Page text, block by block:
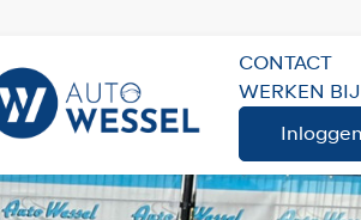
CONTACT
WERKEN BIJ